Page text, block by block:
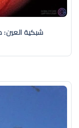
شبكية العين: